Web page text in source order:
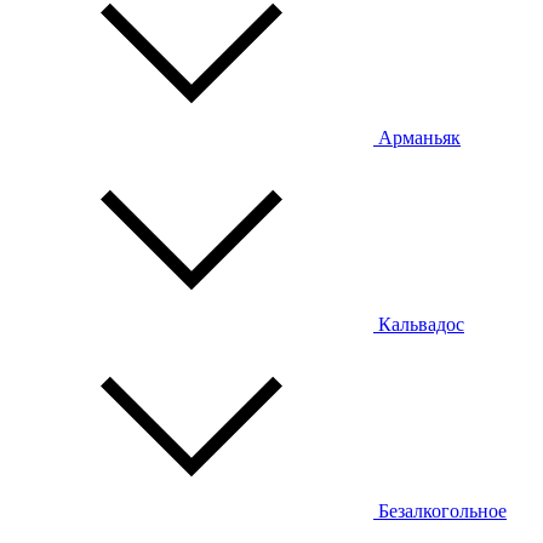
Арманьяк
Кальвадос
Безалкогольное